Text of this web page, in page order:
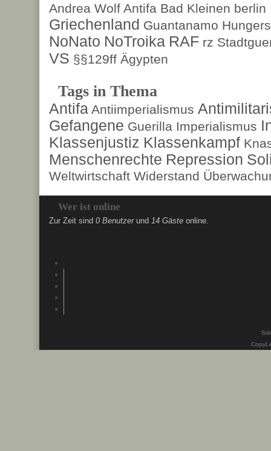
Andrea Wolf Antifa Bad Kleinen berlin
Griechenland Guantanamo
NoNato NoTroika RAF rz
VS §§129ff Ägypten
Tags in Thema
Antifa Antiimperialismus
Gefangene Guerilla Imperialismus
Klassenjustiz Klassenkampf
Menschenrechte Repression
Weltwirtschaft Widerstand
Wer ist online
Zur Zeit sind 0 Benutzerund 14 Gäste online.